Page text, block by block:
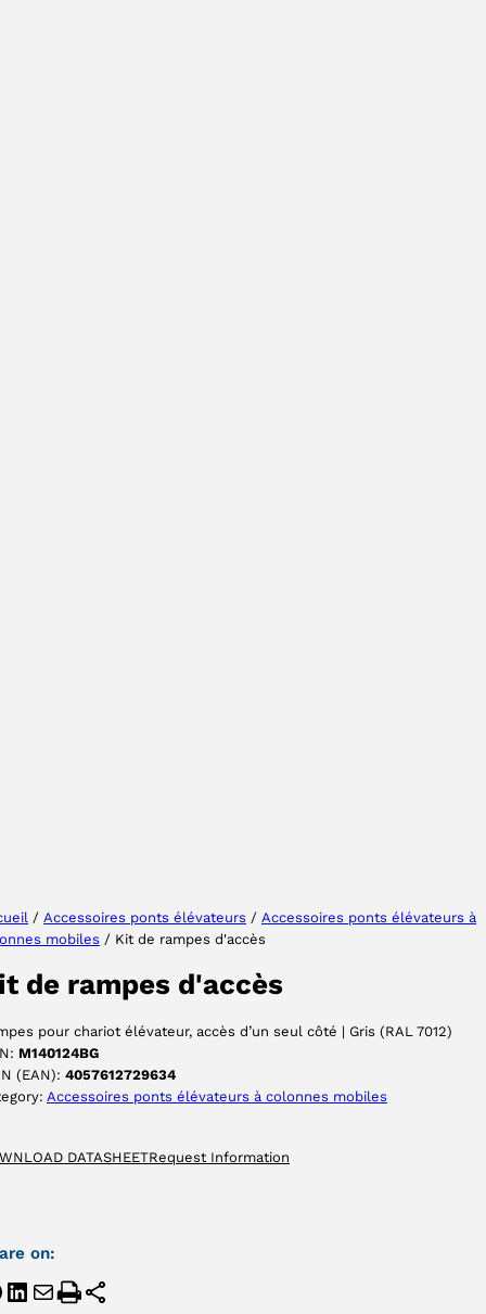
/ Accessoires ponts élévateurs / Accessoires ponts élévateurs à
mobiles / Kit de rampes d'accès
de rampes d'accès
pour chariot élévateur, accès d’un seul côté | Gris (RAL 7012)
M140124BG
(EAN): 4057612729634
Accessoires ponts élévateurs à colonnes mobiles
DATASHEETRequest Information
on: